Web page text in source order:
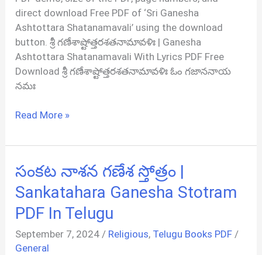
direct download Free PDF of ‘Sri Ganesha
Ashtottara Shatanamavali’ using the download
button. శ్రీ గణేశాష్టోత్తరశతనామావళిః | Ganesha
Ashtottara Shatanamavali With Lyrics PDF Free
Download శ్రీ గణేశాష్టోత్తరశతనామావళిః ఓం గజాననాయ
నమః
శ్రీ
|
Ganesha
Ashtottara
PDF
In
Telugu
Read More »
సంకట నాశన గణేశ స్తోత్రం |
Sankatahara Ganesha Stotram
PDF In Telugu
September 7, 2024/ Religious, Telugu Books PDF /
General